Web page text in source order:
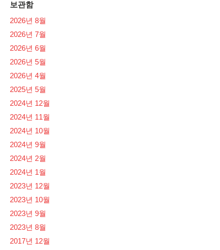
보관함
2026년 8월
2026년 7월
2026년 6월
2026년 5월
2026년 4월
2025년 5월
2024년 12월
2024년 11월
2024년 10월
2024년 9월
2024년 2월
2024년 1월
2023년 12월
2023년 10월
2023년 9월
2023년 8월
2017년 12월